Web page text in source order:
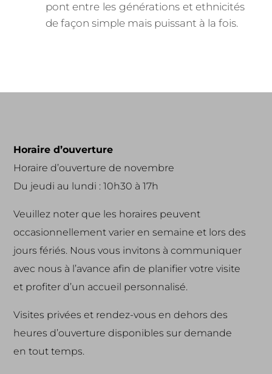
pont entre les générations et ethnicités
de façon simple mais puissant à la fois.
Horaire d’ouverture
Horaire d’ouverture de novembre
Du jeudi au lundi : 10h30 à 17h
Veuillez noter que les horaires peuvent
occasionnellement varier en semaine et lors des
jours fériés. Nous vous invitons à communiquer
avec nous à l’avance afin de planifier votre visite
et profiter d’un accueil personnalisé.
Visites privées et rendez-vous en dehors des
heures d’ouverture disponibles sur demande
en tout temps.